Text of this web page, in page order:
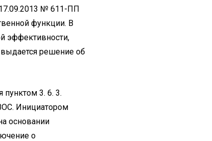
№ 611-ПП
функции. В
эффективности,
выдается решение об
3. 6. 3.
Инициатором
основании
о